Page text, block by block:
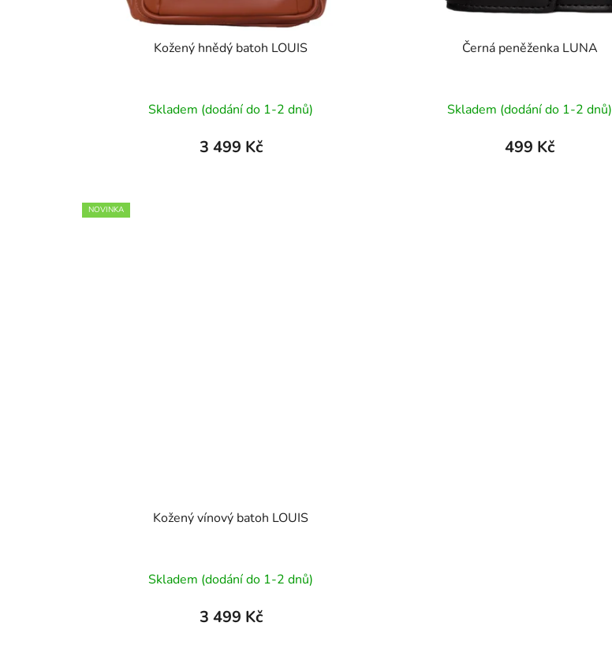
Kožený hnědý batoh LOUIS
Skladem (dodání do 1-2 dnů)
3 499 Kč
Černá peněženka LUNA
hodnocení
produktu
Skladem (dodání do 1-2 dnů)
499 Kč
NOVINKA
Kožený vínový batoh LOUIS
hodnocení
produktu
Skladem (dodání do 1-2 dnů)
3 499 Kč